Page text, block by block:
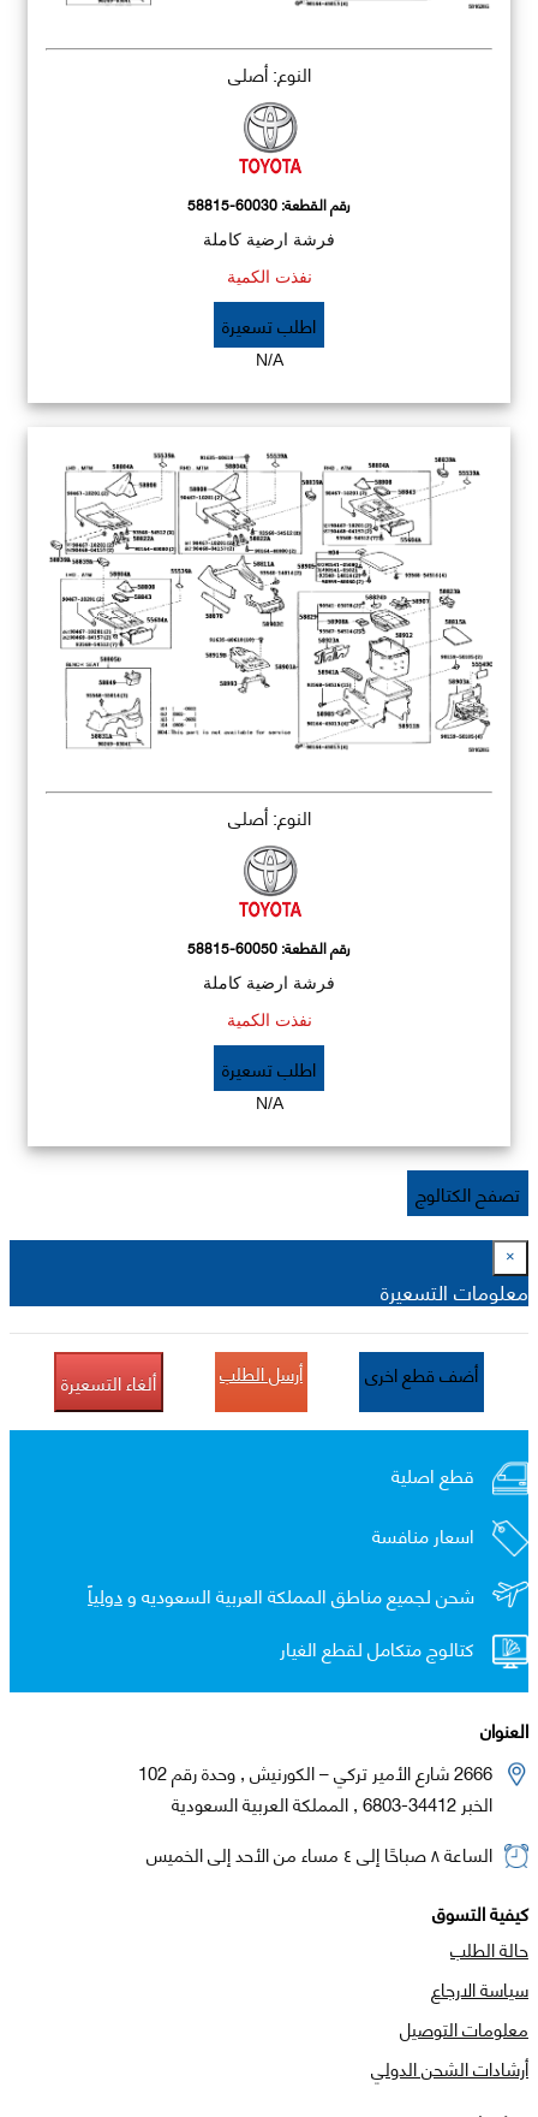
النوع: أصلي
رقم القطعة:58815-60030
فرشة ارضية كاملة
نفذت الكمية
اطلب تسعيرة
N/A
النوع: أصلي
رقم القطعة:58815-60050
فرشة ارضية كاملة
نفذت الكمية
اطلب تسعيرة
N/A
تصفح الكتالوج
×
معلومات التسعيرة
أضف قطع اخرى أرسل الطلب ألغاء التسعيرة
قطع اصلية
اسعار منافسة
شحن لجميع مناطق المملكة العربية السعوديه ودولياً
كتالوج متكامل لقطع الغيار
العنوان
2666 شارع الأمير تركي – الكورنيش , وحدة رقم 102
الخبر 34412-6803 , المملكة العربية السعودية
الساعة ٨ صباحًا إلى ٤ مساء من الأحد إلى الخميس
كيفية التسوق
حالة الطلب
سياسة الارجاع
معلومات التوصيل
أرشادات الشحن الدولي